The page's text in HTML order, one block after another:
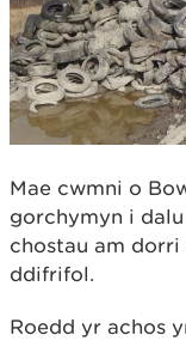
Mae cwmni o
gorchymyn i
chostau am
ddifrifol.
Roedd yr achos